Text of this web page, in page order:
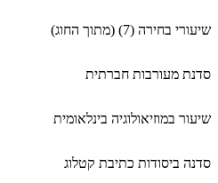
שיעורי בחירה (7) (מתוך החוג)
סדנת מעורבות חברתית
שיעור במוזיאולוגיה בינלאומית
סדנה ביסודות כתיבת קטלוג